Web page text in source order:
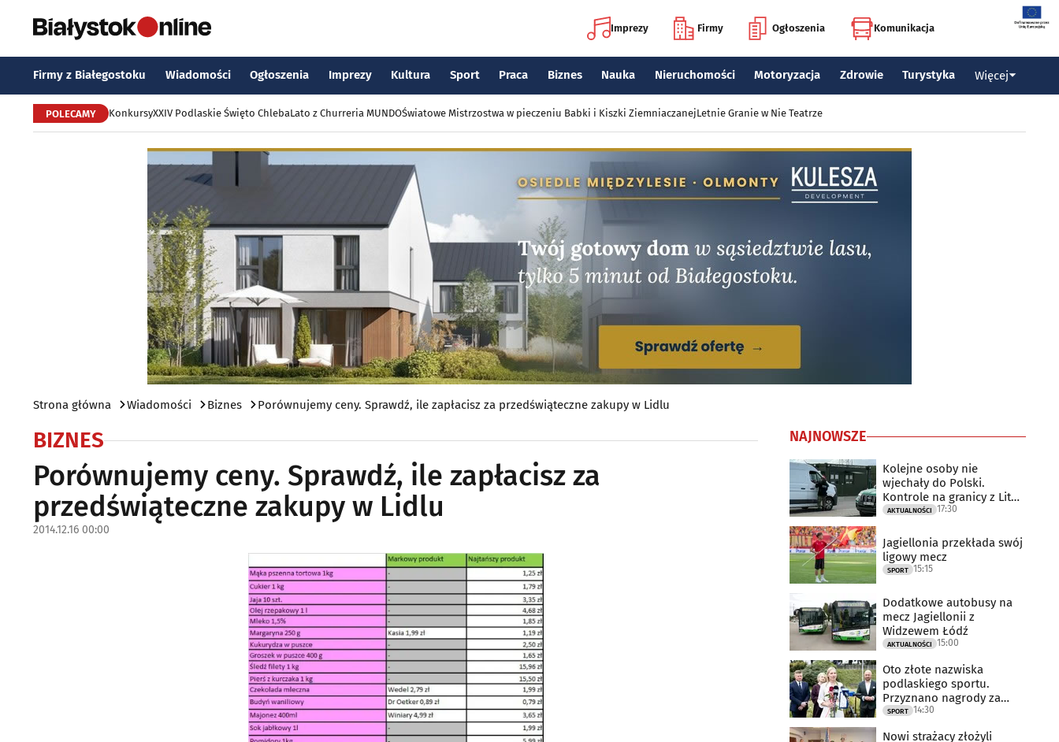
Imprezy Firmy Ogłoszenia Komunikacja
Firmy z Białegostoku Wiadomości Ogłoszenia Imprezy Kultura Sport Praca Biznes Nauka Nieruchomości Motoryzacja Zdrowie Turystyka Więcej
POLECAMY KonkursyXXIV Podlaskie Święto ChlebaLato z Churreria MUNDOŚwiatowe Mistrzostwa w pieczeniu Babki i Kiszki ZiemniaczanejLetnie Granie w Nie Teatrze
Strona główna Wiadomości Biznes Porównujemy ceny. Sprawdź, ile zapłacisz za przedświąteczne zakupy w Lidlu
BIZNES
Porównujemy ceny. Sprawdź, ile zapłacisz za
przedświąteczne zakupy w Lidlu
2014.12.16 00:00
NAJNOWSZE
Kolejne osoby nie
wjechały do Polski.
Kontrole na granicy z Litwą
trwają
AKTUALNOŚCI 17:30
Jagiellonia przekłada swój
ligowy mecz
SPORT 15:15
Dodatkowe autobusy na
mecz Jagiellonii z
Widzewem Łódź
AKTUALNOŚCI 15:00
Oto złote nazwiska
podlaskiego sportu.
Przyznano nagrody za
2025 rok
SPORT 14:30
Nowi strażacy złożyli